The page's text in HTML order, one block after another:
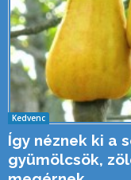
Kedvenc
Így néznek ki a
gyümölcsök,